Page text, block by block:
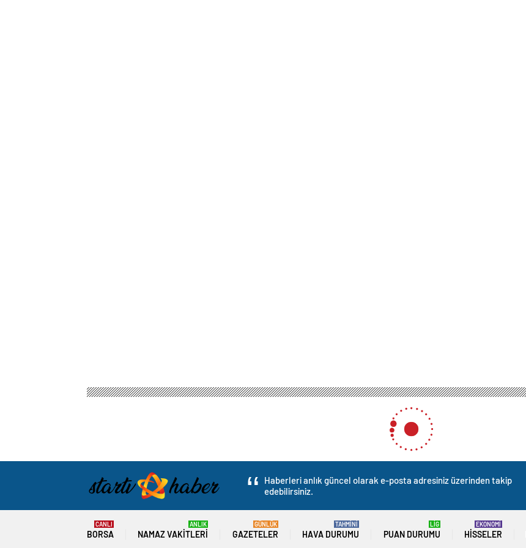
Haberleri anlık güncel olarak e-posta adresiniz üzerinden takip
edebilirsiniz.
BORSA
CANLI
NAMAZ VAKITLERI
ANLIK
GAZETELER
GÜNLÜK
HAVA DURUMU
TAHMİNİ
PUAN DURUMU
LİG
HISSELER
EKONOMİ